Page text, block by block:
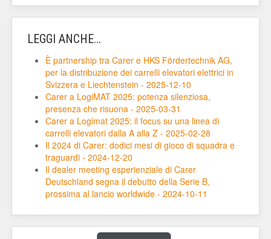
LEGGI ANCHE...
È partnership tra Carer e HKS Fördertechnik AG,
per la distribuzione dei carrelli elevatori elettrici in
Svizzera e Liechtenstein - 2025-12-10
Carer a LogiMAT 2025: potenza silenziosa,
presenza che risuona - 2025-03-31
Carer a Logimat 2025: il focus su una linea di
carrelli elevatori dalla A alla Z - 2025-02-28
Il 2024 di Carer: dodici mesi di gioco di squadra e
traguardi - 2024-12-20
Il dealer meeting esperienziale di Carer
Deutschland segna il debutto della Serie B,
prossima al lancio worldwide - 2024-10-11